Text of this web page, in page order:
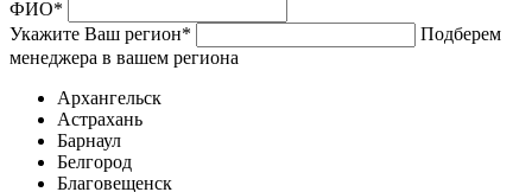
ФИО*
Укажите Ваш регион*
Подберем
менеджера в вашем региона
Архангельск
Астрахань
Барнаул
Белгород
Благовещенск